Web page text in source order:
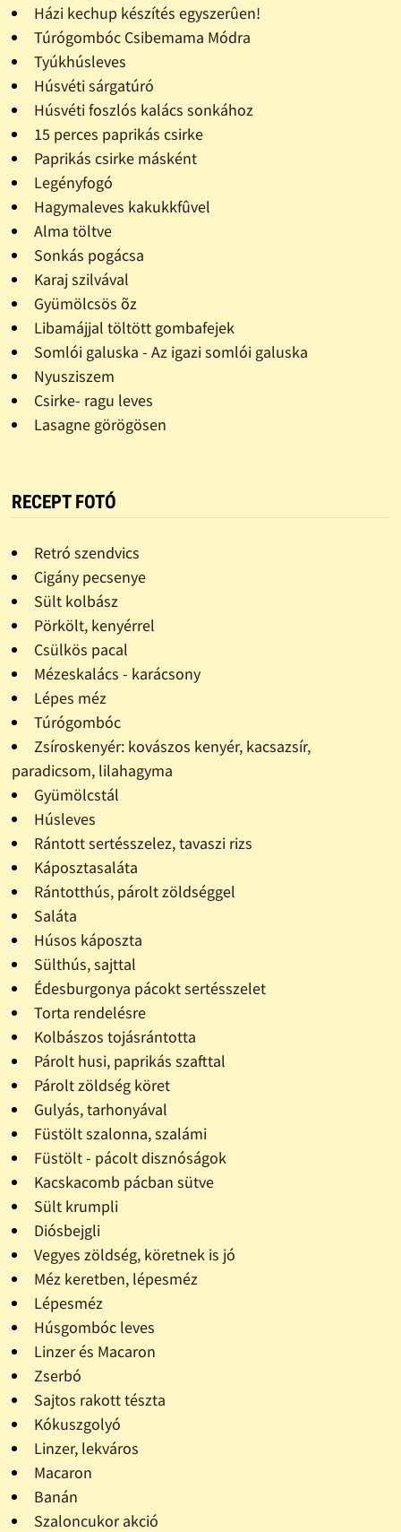
Házi kechup készítés egyszerûen!
Túrógombóc Csibemama Módra
Tyúkhúsleves
Húsvéti sárgatúró
Húsvéti foszlós kalács sonkához
15 perces paprikás csirke
Paprikás csirke másként
Legényfogó
Hagymaleves kakukkfûvel
Alma töltve
Sonkás pogácsa
Karaj szilvával
Gyümölcsös õz
Libamájjal töltött gombafejek
Somlói galuska - Az igazi somlói galuska
Nyusziszem
Csirke- ragu leves
Lasagne görögösen
RECEPT FOTÓ
Retró szendvics
Cigány pecsenye
Sült kolbász
Pörkölt, kenyérrel
Csülkös pacal
Mézeskalács - karácsony
Lépes méz
Túrógombóc
Zsíroskenyér: kovászos kenyér, kacsazsír,
paradicsom, lilahagyma
Gyümölcstál
Húsleves
Rántott sertésszelez, tavaszi rizs
Káposztasaláta
Rántotthús, párolt zöldséggel
Saláta
Húsos káposzta
Sülthús, sajttal
Édesburgonya pácokt sertésszelet
Torta rendelésre
Kolbászos tojásrántotta
Párolt husi, paprikás szafttal
Párolt zöldség köret
Gulyás, tarhonyával
Füstölt szalonna, szalámi
Füstölt - pácolt disznóságok
Kacskacomb pácban sütve
Sült krumpli
Diósbejgli
Vegyes zöldség, köretnek is jó
Méz keretben, lépesméz
Lépesméz
Húsgombóc leves
Linzer és Macaron
Zserbó
Sajtos rakott tészta
Kókuszgolyó
Linzer, lekváros
Macaron
Banán
Szaloncukor akció